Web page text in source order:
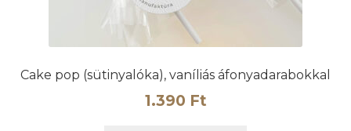
Cake pop (sütinyalóka), vaníliás áfonyadarabokkal
1.390 Ft